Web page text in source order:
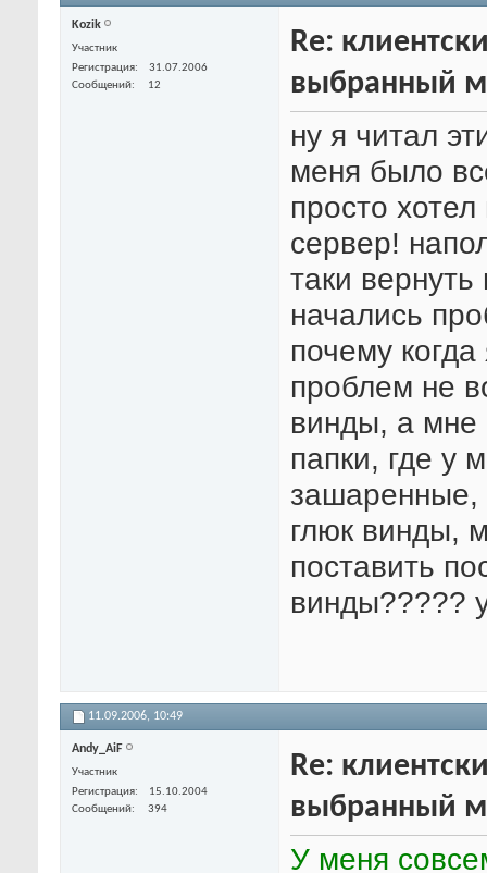
Kozik
Участник
Регистрация
31.07.2006
Сообщений
12
Re:
выбранный
ну я читал
меня было
просто
сервер!
таки
начались
почему
проблем не
винды, а мне
папки, где у
зашаренные,
глюк винды,
поставить
винды?????
11.09.2006, 10:49
Andy_AiF
Участник
Регистрация
15.10.2004
Сообщений
394
Re:
выбранный
У меня